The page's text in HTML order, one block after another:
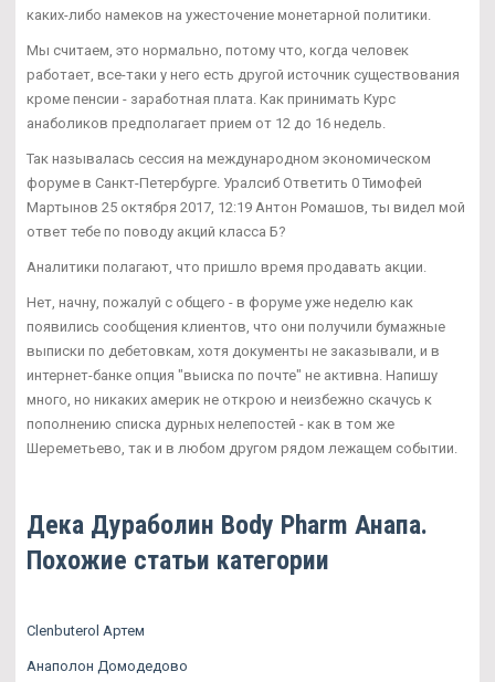
каких-либо намеков на ужесточение монетарной политики.
Мы считаем, это нормально, потому что, когда человек
работает, все-таки у него есть другой источник существования
кроме пенсии - заработная плата. Как принимать Курс
анаболиков предполагает прием от 12 до 16 недель.
Так называлась сессия на международном экономическом
форуме в Санкт-Петербурге. Уралсиб Ответить 0 Тимофей
Мартынов 25 октября 2017, 12:19 Антон Ромашов, ты видел мой
ответ тебе по поводу акций класса Б?
Аналитики полагают, что пришло время продавать акции.
Нет, начну, пожалуй с общего - в форуме уже неделю как
появились сообщения клиентов, что они получили бумажные
выписки по дебетовкам, хотя документы не заказывали, и в
интернет-банке опция "выиска по почте" не активна. Напишу
много, но никаких америк не открою и неизбежно скачусь к
пополнению списка дурных нелепостей - как в том же
Шереметьево, так и в любом другом рядом лежащем событии.
Дека Дураболин Body Pharm Анапа.
Похожие статьи категории
Clenbuterol Артем
Анаполон Домодедово